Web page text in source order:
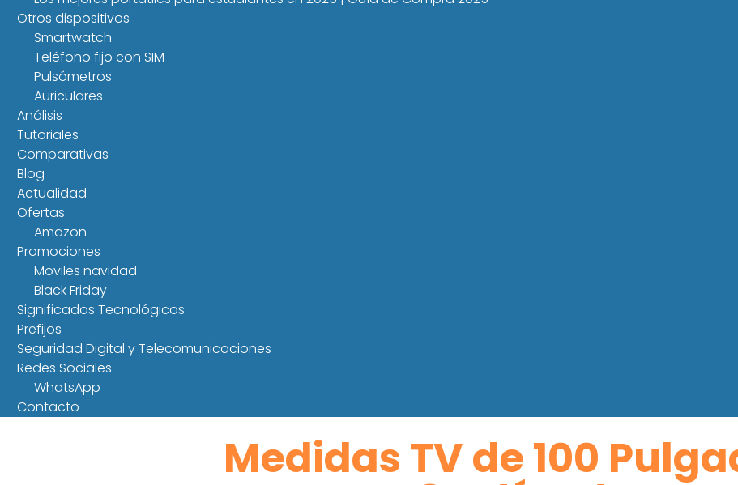
Otros dispositivos
Smartwatch
Teléfono fijo con SIM
Pulsómetros
Auriculares
Análisis
Tutoriales
Comparativas
Blog
Actualidad
Ofertas
Amazon
Promociones
Moviles navidad
Black Friday
Significados Tecnológicos
Prefijos
Seguridad Digital y Telecomunicaciones
Redes Sociales
WhatsApp
Contacto
Medidas TV de 100